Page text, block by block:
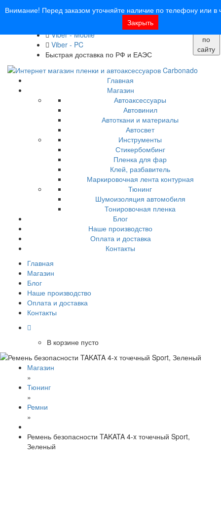
Внимание! Перед заказом уточняйте наличие по телефону или в
Закрыть
info@carbonado24.com
Viber - Mobile
Viber - PC
Быстрая доставка по РФ и ЕАЭС
по
сайту
Главная
Магазин
Автоаксессуары
Автовинил
Автоткани и материалы
Автосвет
Инструменты
Стикербомбинг
Пленка для фар
Клей, разбавитель
Маркировочная лента контурная
Тюнинг
Шумоизоляция автомобиля
Тонировочная пленка
Блог
Наше производство
Оплата и доставка
Контакты
Главная
Магазин
Блог
Наше производство
Оплата и доставка
Контакты
В корзине пусто
Магазин
»
Тюнинг
»
Ремни
»
Ремень безопасности TAKATA 4-x точечный Sport,
Зеленый